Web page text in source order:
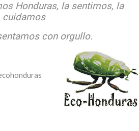
Honduras, la sentimos, la
cuidamos
con orgullo.